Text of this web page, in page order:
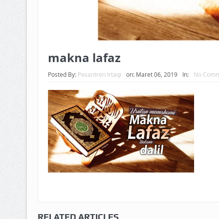
makna lafaz
Posted By: Pesantren Irtaqi on: Maret 06, 2019 In: No
RELATED ARTICLES